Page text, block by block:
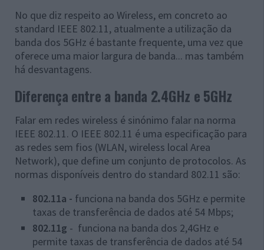
No que diz respeito ao Wireless, em concreto ao
standard IEEE 802.11, atualmente a utilização da
banda dos 5GHz é bastante frequente, uma vez que
oferece uma maior largura de banda... mas também
há desvantagens.
Diferença entre a banda 2.4GHz e 5GHz
Falar em redes wireless é sinónimo falar na norma
IEEE 802.11. O IEEE 802.11 é uma especificação para
as redes sem fios (WLAN, wireless local Area
Network), que define um conjunto de protocolos. As
normas disponíveis dentro do standard 802.11 são:
802.11a - funciona na banda dos 5GHz e permite
taxas de transferência de dados até 54 Mbps;
802.11g - funciona na banda dos 2,4GHz e
permite taxas de transferência de dados até 54